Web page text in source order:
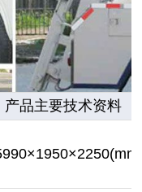
品主要技术资料